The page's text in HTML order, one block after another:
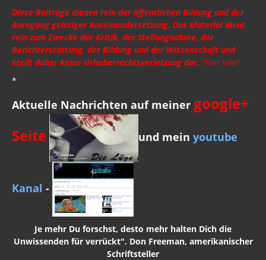
Diese Beiträge dienen rein der öffentlichen Bildung und der
Anregung geistiger Auseinandersetzung. Das Material dient
rein zum Zwecke der Kritik, der Stellungnahme, der
Berichterstattung, der Bildung und der Wissenschaft und
stellt daher keine Urheberrechtsverletzung dar. "Fair use"
*
Aktuelle Nachrichten auf meiner google+
Seite
und mein youtube
Kanal -
Je mehr Du forschst, desto mehr halten Dich die
Unwissenden für verrückt". Don Freeman, amerikanischer
Schriftsteller